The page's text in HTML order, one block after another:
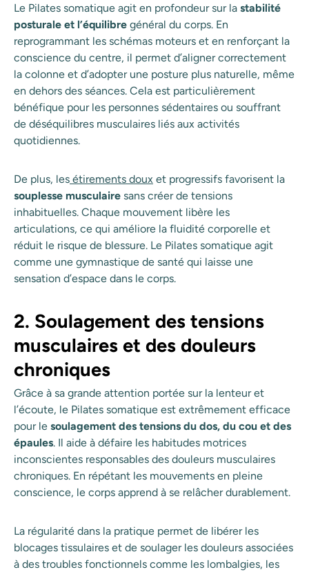
Le Pilates somatique agit en profondeur sur la stabilité
posturale et l’équilibre général du corps. En
reprogrammant les schémas moteurs et en renforçant la
conscience du centre, il permet d’aligner correctement
la colonne et d’adopter une posture plus naturelle, même
en dehors des séances. Cela est particulièrement
bénéfique pour les personnes sédentaires ou souffrant
de déséquilibres musculaires liés aux activités
quotidiennes.
De plus, les étirements doux et progressifs favorisent la
souplesse musculaire sans créer de tensions
inhabituelles. Chaque mouvement libère les
articulations, ce qui améliore la fluidité corporelle et
réduit le risque de blessure. Le Pilates somatique agit
comme une gymnastique de santé qui laisse une
sensation d’espace dans le corps.
2. Soulagement des tensions
musculaires et des douleurs
chroniques
Grâce à sa grande attention portée sur la lenteur et
l’écoute, le Pilates somatique est extrêmement efficace
pour le soulagement des tensions du dos, du cou et des
épaules. Il aide à défaire les habitudes motrices
inconscientes responsables des douleurs musculaires
chroniques. En répétant les mouvements en pleine
conscience, le corps apprend à se relâcher durablement.
La régularité dans la pratique permet de libérer les
blocages tissulaires et de soulager les douleurs associées
à des troubles fonctionnels comme les lombalgies, les